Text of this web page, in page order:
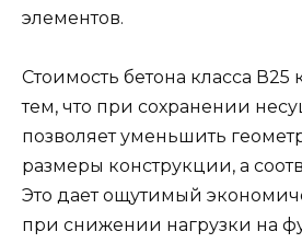
элементов.
Стоимость бетона класса В25
тем, что при сохранении
позволяет уменьшить
размеры конструкции, а
Это дает ощутимый
при снижении нагрузки на